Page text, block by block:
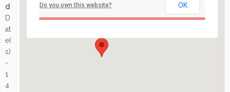
Arrangement
Do you own this website? OK
d
D
at
e(
s)
-
1
4